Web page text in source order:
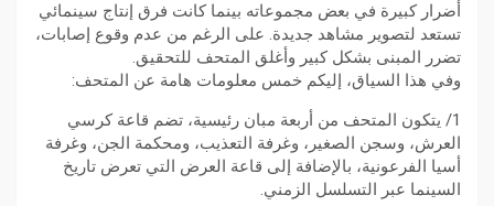
أضرار كبيرة في بعض مجموعاته بينما كانت فرق إنتاج سينمائي
تستعد لتصوير مشاهد جديدة. على الرغم من عدم وقوع إصابات،
تضرر المبنى بشكل كبير وأغلق المتحف للتحقيق.
وفي هذا السياق، إليكم خمس معلومات هامة عن المتحف:
1/ يتكون المتحف من أربعة مبان رئيسية، تضم قاعة كرسي
العرش، وسجن الصغير، وغرفة التعذيب، ومحكمة الجن، وغرفة
أسيا الفرعونية، بالإضافة إلى قاعة العرض التي تعرض تاريخ
السينما عبر التسلسل الزمني.